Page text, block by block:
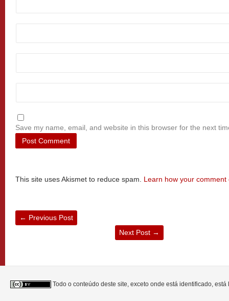
Save my name, email, and website in this browser for the next
This site uses Akismet to reduce spam. Learn how your
← Previous Post
Next Post →
Todo o conteúdo deste site, exceto onde está identificado,